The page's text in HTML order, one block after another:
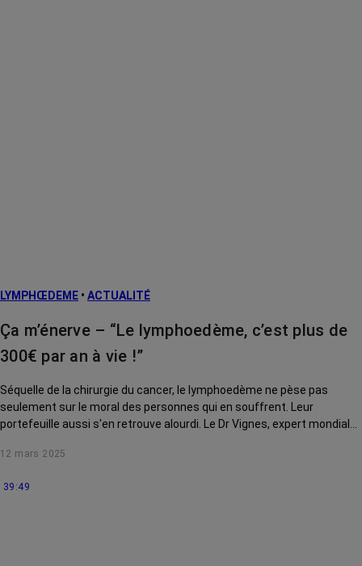
LYMPHŒDEME • ACTUALITÉ
Ça m’énerve – “Le lymphoedème, c’est plus de
300€ par an à vie !”
Séquelle de la chirurgie du cancer, le lymphoedème ne pèse pas
seulement sur le moral des personnes qui en souffrent. Leur
portefeuille aussi s'en retrouve alourdi. Le Dr Vignes, expert mondial
12 mars 2025
39:49